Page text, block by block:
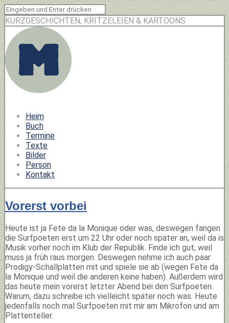
KURZGESCHICHTEN, KRITZELEIEN & KARTOONS
Heim
Buch
Termine
Texte
Bilder
Person
Kontakt
Vorerst vorbei
Heute ist ja Fete da la Monique oder was, deswegen fangen
die Surfpoeten erst um 22 Uhr oder noch später an, weil da is
Musik vorher noch im Klub der Republik. Finde ich gut, weil
muss ja früh raus morgen. Deswegen nehme ich auch paar
Prodigy-Schallplatten mit und spiele sie ab (wegen Fete da
la Monique und weil die anderen keine haben). Außerdem wird
das heute mein vorerst letzter Abend bei den Surfpoeten.
Warum, dazu schreibe ich vielleicht später noch was. Heute
jedenfalls noch mal Surfpoeten mit mir am Mikrofon und am
Plattenteller.